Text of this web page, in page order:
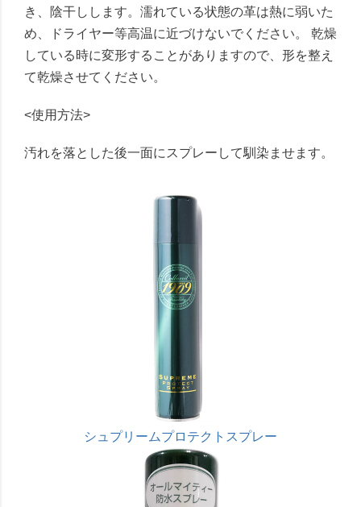
き、陰干しします。濡れている状態の革は熱に弱いた
め、ドライヤー等高温に近づけないでください。 乾燥
している時に変形することがありますので、形を整え
て乾燥させてください。
<使用方法>
汚れを落とした後一面にスプレーして馴染ませます。
シュプリームプロテクトスプレー